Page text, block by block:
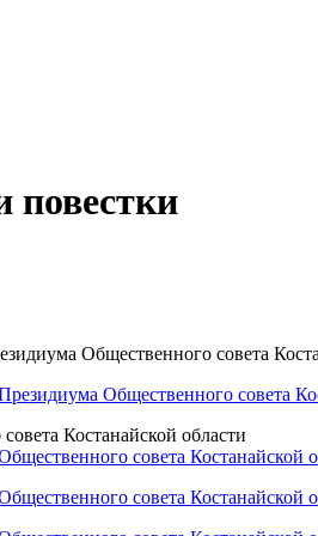
повестки
Общественного совета
Общественного совета
Костанайской области
совета Костанайской
совета Костанайской